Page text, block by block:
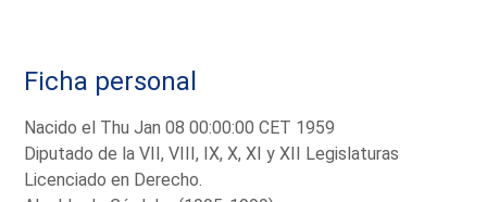
Ficha personal
Nacido el Thu Jan 08 00:00:00 CET 1959
Diputado de la VII, VIII, IX, X, XI y XII Legislaturas
Licenciado en Derecho.